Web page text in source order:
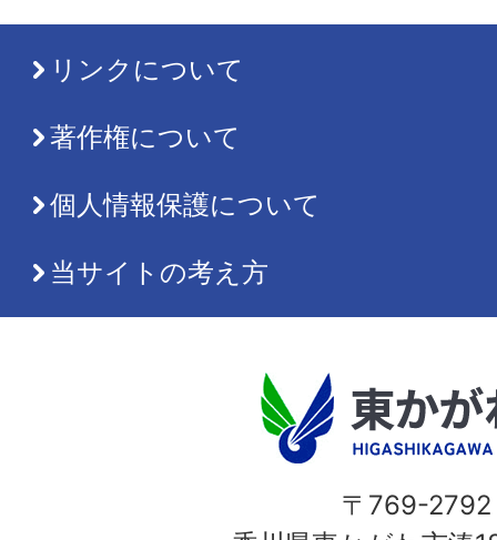
リンクについて
著作権について
個人情報保護について
当サイトの考え方
〒769-2792